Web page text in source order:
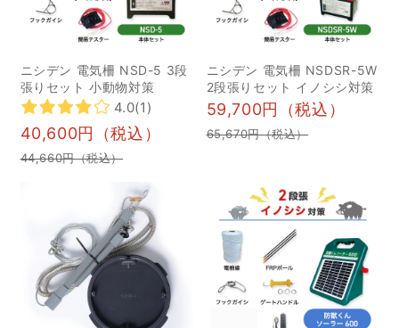
ノシシとは？ イノシシ
は、臆病で注意深い動物
で、里山や草むら、ヤブ
などに生息しています。
雑食性であり、イモ・タ
ケノコ・クリ・カキ・昆
虫などさまざまなものを
食べます。 通常は人間を
避けて活動しますが、一
度人間に慣れてしまうと
大胆になり、住宅地まで
出没するケースが見られ
ます。 イノシシは運動能
ニシデン 電気柵 NSD-5 3段
張りセット 小動物対策
4.0(1)
40,600円（税込）
44,660円（税込）
ニシデン 電気柵 NSDSR-5W
2段張りセット イノシシ対策
59,700円（税込）
65,670円（税込）